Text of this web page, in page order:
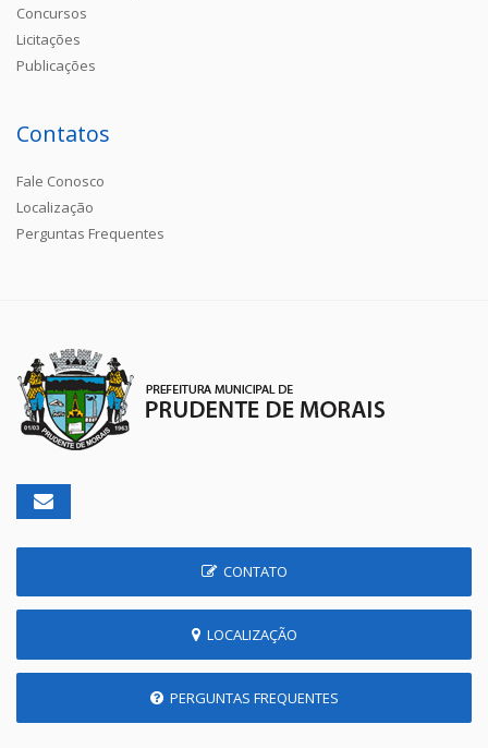
Concursos
Licitações
Publicações
Contatos
Fale Conosco
Localização
Perguntas Frequentes
CONTATO
LOCALIZAÇÃO
PERGUNTAS FREQUENTES